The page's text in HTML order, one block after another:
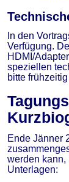
In den
Verfügung.
HDMI/
speziellen
bitte
Ende Jänner
werden
Unterlagen: